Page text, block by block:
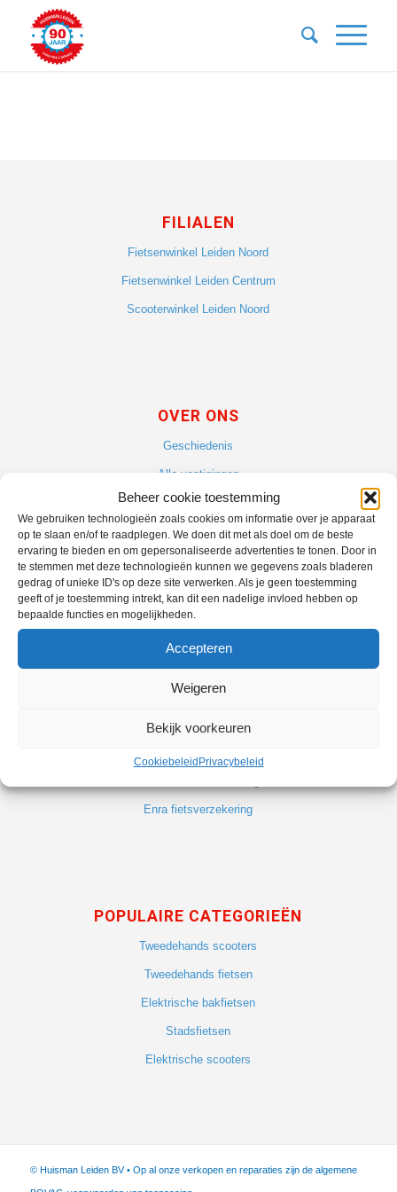
Beheer cookie toestemming
We gebruiken technologieën zoals cookies om informatie over je apparaat
op te slaan en/of te raadplegen. We doen dit met als doel om de beste
ervaring te bieden en om gepersonaliseerde advertenties te tonen. Door in
te stemmen met deze technologieën kunnen we gegevens zoals bladeren
gedrag of unieke ID's op deze site verwerken. Als je geen toestemming
geeft of je toestemming intrekt, kan dit een nadelige invloed hebben op
bepaalde functies en mogelijkheden.
Accepteren
Weigeren
Bekijk voorkeuren
CookiebeleidPrivacybeleid
FILIALEN
Fietsenwinkel Leiden Noord
Fietsenwinkel Leiden Centrum
Scooterwinkel Leiden Noord
OVER ONS
Geschiedenis
Alle vestigingen
Vacatures
Blog
Scooterflex
Fietsflex
ANWB bromfietsverzekering
Enra fietsverzekering
POPULAIRE CATEGORIEËN
Tweedehands scooters
Tweedehands fietsen
Elektrische bakfietsen
Stadsfietsen
Elektrische scooters
© Huisman Leiden BV • Op al onze verkopen en reparaties zijn de algemene